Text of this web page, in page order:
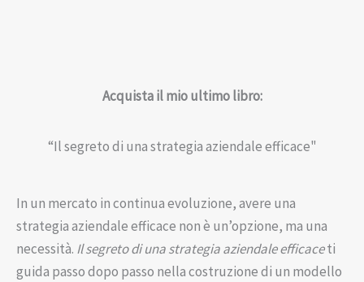
Acquista il mio ultimo libro:
“Il segreto di una strategia aziendale efficace"
In un mercato in continua evoluzione, avere una
strategia aziendale efficace non è un’opzione, ma una
necessità. Il segreto di una strategia aziendale efficaceti
guida passo dopo passo nella costruzione di un modello